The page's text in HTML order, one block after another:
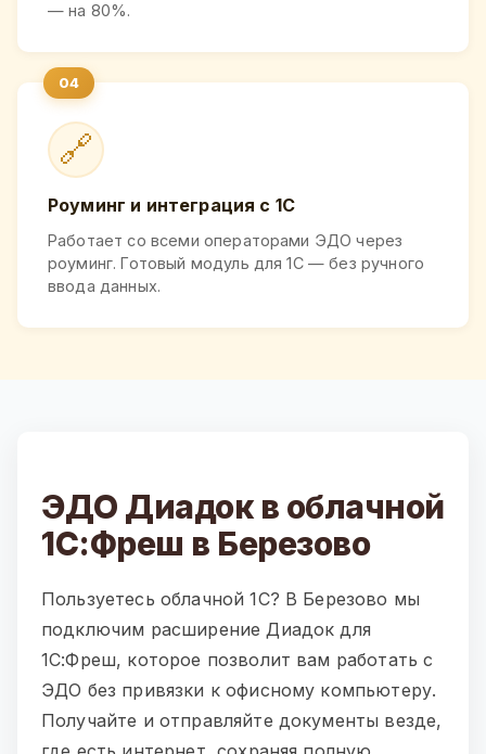
— на 80%.
🔗
Роуминг и интеграция с 1С
Работает со всеми операторами ЭДО через
роуминг. Готовый модуль для 1С — без ручного
ввода данных.
ЭДО Диадок в облачной
1С:Фреш в Березово
Пользуетесь облачной 1С? В Березово мы
подключим расширение Диадок для
1С:Фреш, которое позволит вам работать с
ЭДО без привязки к офисному компьютеру.
Получайте и отправляйте документы везде,